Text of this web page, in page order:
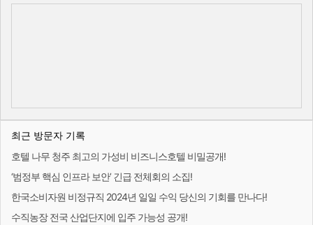
최근 방문자 기록
호텔 나무 청주 최고의 가성비 비즈니스호텔 비밀공개!
‘범정부 핵심 인프라 보안’ 긴급 전체회의 소집!
한국소비자원 비정규직 2024년 일일 수익 당신의 기회를 만나다!
수직농장 전국 산업단지에 입주 가능성 공개!